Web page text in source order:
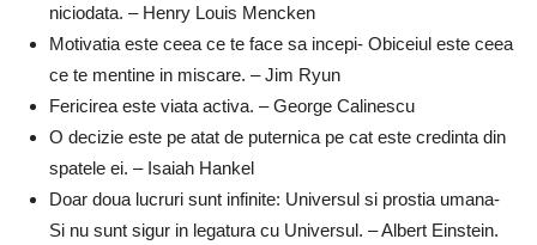
niciodata. – Henry Louis Mencken
Motivatia este ceea ce te face sa incepi- Obiceiul este ceea
ce te mentine in miscare. – Jim Ryun
Fericirea este viata activa. – George Calinescu
O decizie este pe atat de puternica pe cat este credinta din
spatele ei. – Isaiah Hankel
Doar doua lucruri sunt infinite: Universul si prostia umana-
Si nu sunt sigur in legatura cu Universul. – Albert Einstein.